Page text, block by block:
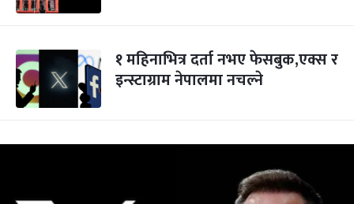
१ महिनाभित्र दर्ता नभए फेसबुक,एक्स र
इन्स्टाग्राम नेपालमा नचल्‍ने